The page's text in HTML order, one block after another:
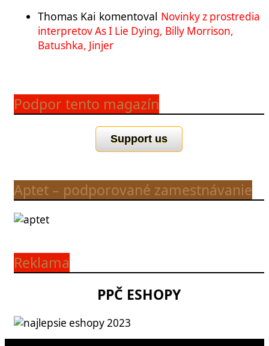
Thomas Kai komentoval Novinky z prostredia
interpretov As I Lie Dying, Billy Morrison,
Batushka, Jinjer
Podpor tento magazín
Support us
Aptet – podporované zamestnávanie
Reklama
PPČ ESHOPY